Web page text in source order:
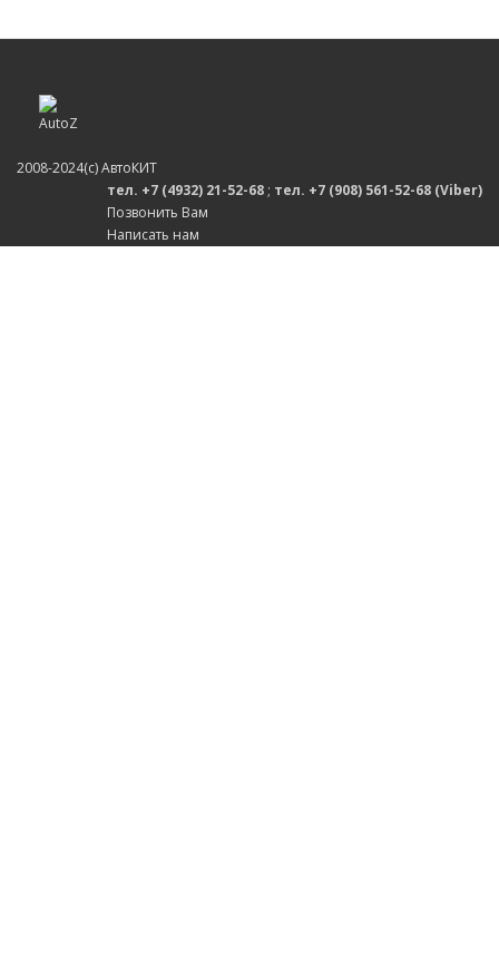
2008-2024(c) АвтоКИТ
тел. +7 (4932) 21-52-68 ; тел. +7 (908) 561-52-68 (Viber)
Позвонить Вам
Написать нам